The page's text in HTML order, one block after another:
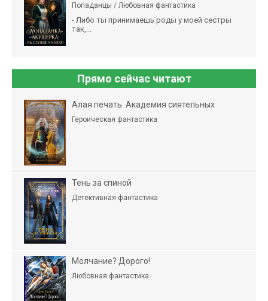
Попаданцы / Любовная фантастика
- Либо ты принимаешь роды у моей сестры
так,...
Прямо сейчас читают
Алая печать. Академия сиятельных
Героическая фантастика
Тень за спиной
Детективная фантастика
Молчание? Дорого!
Любовная фантастика